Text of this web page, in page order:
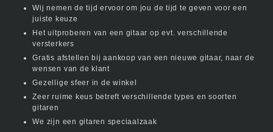
Wij nemen de tijd ervoor om jou de tijd te geven voor een
juiste keuze
Het uitproberen van een gitaar op evt. verschillende
versterkers
Gratis afstellen bij aankoop van een nieuwe gitaar, naar de
wensen van de klant
Gezellige sfeer in de winkel
Zeer ruime keus betreft verschillende types en soorten
gitaren
We zijn een gitaren speciaalzaak